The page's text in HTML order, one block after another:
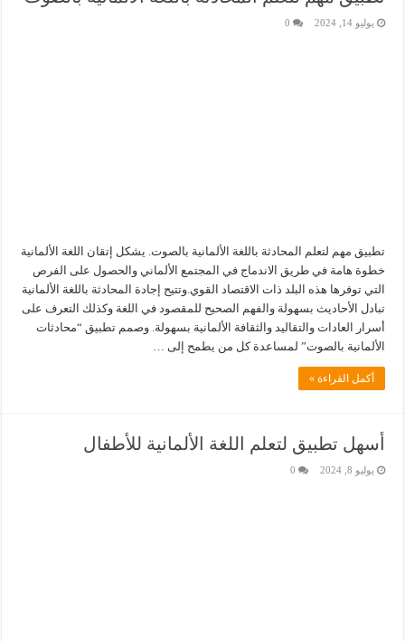
يوليو 14, 2024 0
تطبيق مهم لتعلم المحادثة باللغة الألمانية بالصوت. يشكل إتقان اللغة الألمانية
خطوة هامة في طريق الاندماج في المجتمع الألماني والحصول على الفرص
التي توفرها هذه البلد ذات الاقتصاد القوي.وتتيح إجادة المحادثة باللغة الألمانية
تبادل الأحاديث بسهولة والفهم الصحيح للمقصود في اللغة وكذلك التعرف على
أسرار العادات والتقاليد والثقافة الألمانية بسهولة. وصمم تطبيق “محادثات
الألمانية بالصوت” لمساعدة كل من يطمح إلى …
أكمل القراءة »
أسهل تطبيق لتعلم اللغة الألمانية للأطفال
يوليو 8, 2024 0